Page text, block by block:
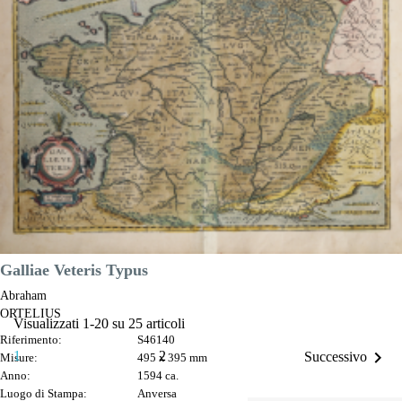
Anno:
1594 ca.
Luogo di Stampa:
Anversa
Prezzo
800,00 €
Anteprima
DESCRIZIONE
Galliae Veteris Typus
Abraham
ORTELIUS
Riferimento:
S46140
Misure:
495 x 395 mm
Anno:
1594 ca.
Luogo di Stampa:
Anversa
Visualizzati 1-20 su 25 articoli
1 2 Successivo 